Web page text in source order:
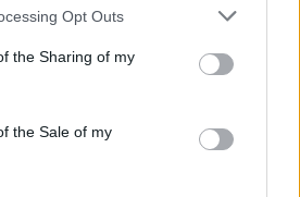
Opt Outs
the Sharing of my
the Sale of my
Téléchargement
Vidéos
«Dental Care»